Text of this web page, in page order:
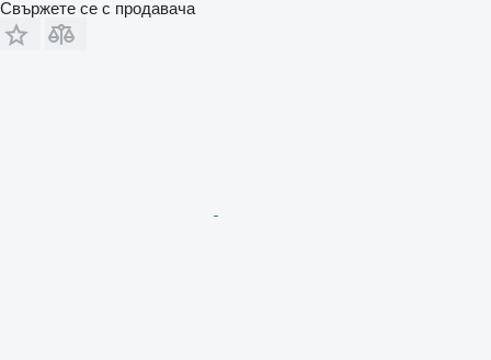
Свържете се с продавача